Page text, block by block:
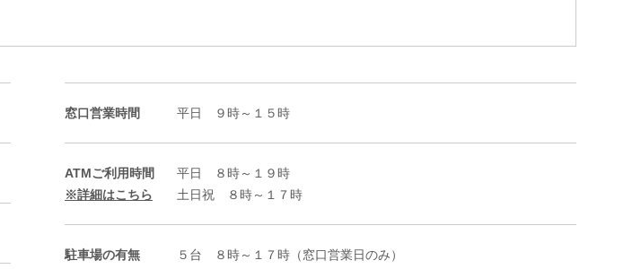
窓口営業時間 平日 ９時～１５時
ATMご利用時間
※詳細はこちら
平日 ８時～１９時
土日祝 ８時～１７時
駐車場の有無 ５台 ８時～１７時（窓口営業日のみ）